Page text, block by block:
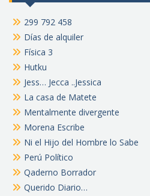
299 792 458
Días de alquiler
Física 3
Hutku
Jess… Jecca ..Jessica
La casa de Matete
Mentalmente divergente
Morena Escribe
Ni el Hijo del Hombre lo Sabe
Perú Político
Qaderno Borrador
Querido Diario…